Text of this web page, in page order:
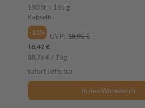
140 St = 185 g
Kapseln
-13%
UVP: 18,95 €
16,42 €
88,76 € / 1 kg
sofort lieferbar
In den Warenkorb